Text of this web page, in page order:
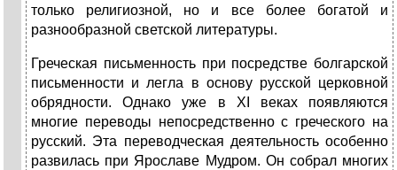
только религиозной, но и все более богатой и
разнообразной светской литературы.
Греческая письменность при посредстве болгарской
письменности и легла в основу русской церковной
обрядности. Однако уже в XI веках появляются
многие переводы непосредственно с греческого на
русский. Эта переводческая деятельность особенно
развилась при Ярославе Мудром. Он собрал многих